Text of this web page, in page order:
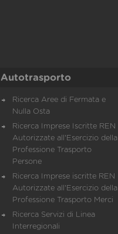
Autotrasporto
Ricerca Aree di Fermata e
Nulla Osta
Ricerca Imprese Iscritte REN
Autorizzate all'Esercizio della
Professione Trasporto
Persone
Ricerca Imprese iscritte REN
Autorizzate all'Esercizio della
Professione Trasporto Merci
Ricerca Servizi di Linea
Interregionali